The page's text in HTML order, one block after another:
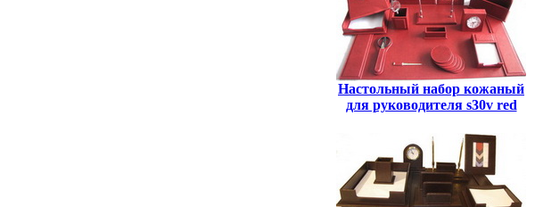
Настольный набор кожаный
для руководителя s30v red